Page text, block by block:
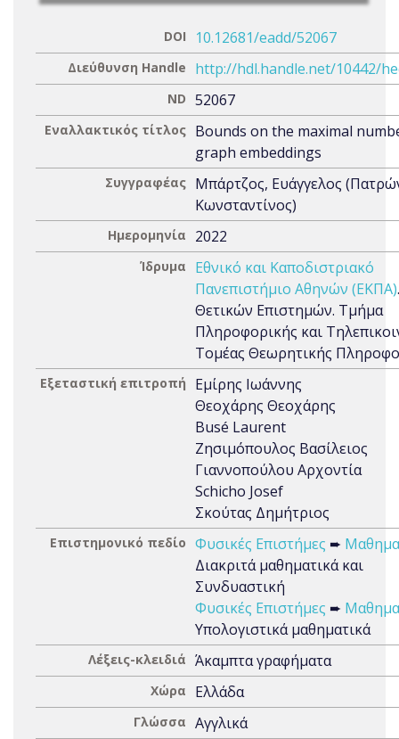
DOI 10.12681/eadd/52067
Διεύθυνση Handle http://hdl.handle.net/10442/
ND 52067
Εναλλακτικός τίτλος Bounds on the maximal
graph embeddings
Συγγραφέας Μπάρτζος, Ευάγγελος
Κωνσταντίνος)
Ημερομηνία 2022
Ίδρυμα
Εθνικό και Καποδιστριακό
Πανεπιστήμιο Αθηνών (ΕΚΠΑ)
Θετικών Επιστημών. Τμήμα
Πληροφορικής και
Τομέας Θεωρητικής
Εξεταστική επιτροπή
Εμίρης Ιωάννης
Θεοχάρης Θεοχάρης
Busé Laurent
Ζησιμόπουλος Βασίλειος
Γιαννοπούλου Αρχοντία
Schicho Josef
Σκούτας Δημήτριος
Επιστημονικό πεδίο Φυσικές Επιστήμες ➨
Διακριτά μαθηματικά και
Συνδυαστική
Φυσικές Επιστήμες ➨
Υπολογιστικά μαθηματικά
Λέξεις-κλειδιά Άκαμπτα γραφήματα
Χώρα Ελλάδα
Γλώσσα Αγγλικά